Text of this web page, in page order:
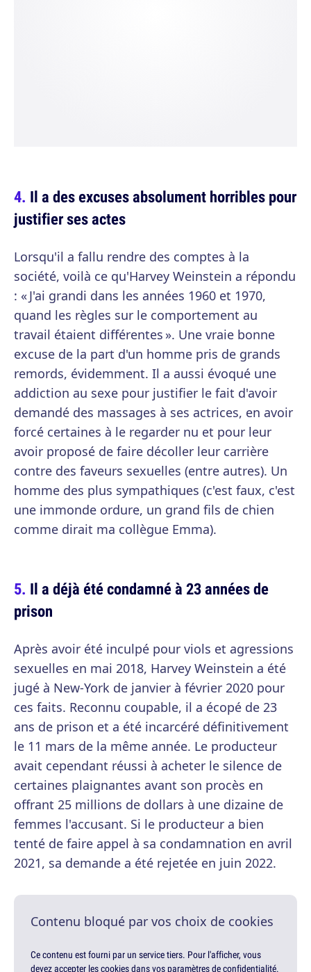
Il a des excuses absolument horribles pour
justifier ses actes
Lorsqu'il a fallu rendre des comptes à la
société, voilà ce qu'Harvey Weinstein a répondu
: « J'ai grandi dans les années 1960 et 1970,
quand les règles sur le comportement au
travail étaient différentes ». Une vraie bonne
excuse de la part d'un homme pris de grands
remords, évidemment. Il a aussi évoqué une
addiction au sexe pour justifier le fait d'avoir
demandé des massages à ses actrices, en avoir
forcé certaines à le regarder nu et pour leur
avoir proposé de faire décoller leur carrière
contre des faveurs sexuelles (entre autres). Un
homme des plus sympathiques (c'est faux, c'est
une immonde ordure, un grand fils de chien
comme dirait ma collègue Emma).
Il a déjà été condamné à 23 années de
prison
Après avoir été inculpé pour viols et agressions
sexuelles en mai 2018, Harvey Weinstein a été
jugé à New-York de janvier à février 2020 pour
ces faits. Reconnu coupable, il a écopé de 23
ans de prison et a été incarcéré définitivement
le 11 mars de la même année. Le producteur
avait cependant réussi à acheter le silence de
certaines plaignantes avant son procès en
offrant 25 millions de dollars à une dizaine de
femmes l'accusant. Si le producteur a bien
tenté de faire appel à sa condamnation en avril
2021, sa demande a été rejetée en juin 2022.
Contenu bloqué par vos choix de cookies
Ce contenu est fourni par un service tiers. Pour l'afficher, vous
devez accepter les cookies dans vos paramètres de confidentialité.